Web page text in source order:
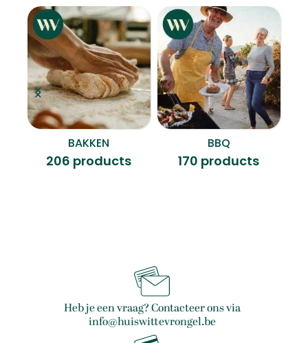
BAKKEN
206 products
BBQ
170 products
Heb je een vraag? Contacteer ons via
info@huiswittevrongel.be